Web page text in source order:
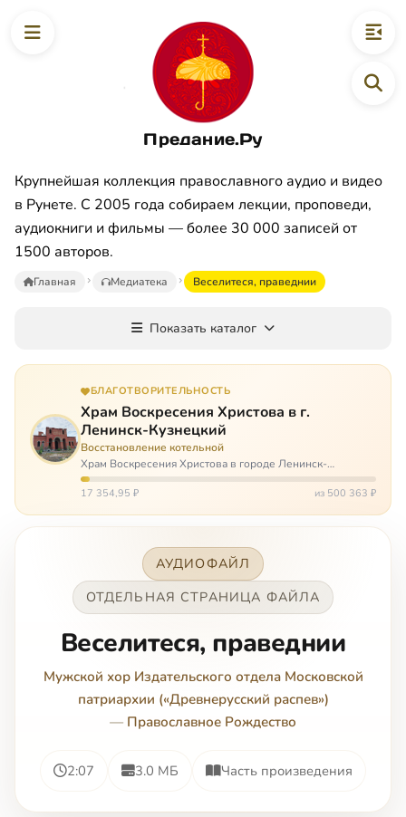
Предание.Ру
Крупнейшая коллекция православного аудио и видео
в Рунете. С 2005 года собираем лекции, проповеди,
аудиокниги и фильмы — более 30 000 записей от
1500 авторов.
Главная Медиатека Веселитеся, праведнии
Показать каталог
БЛАГОТВОРИТЕЛЬНОСТЬ
Храм Воскресения Христова в г.
Ленинск-Кузнецкий
Восстановление котельной
Храм Воскресения Христова в городе Ленинск-
Кузнецкий в Кемеровской области – совсем новый, он
открылся всего 20 назад. И сейчас храм может вообще
17 354,95 ₽ из 500 363 ₽
АУДИОФАЙЛ
ОТДЕЛЬНАЯ СТРАНИЦА ФАЙЛА
Веселитеся, праведнии
Мужской хор Издательского отдела Московской
патриархии («Древнерусский распев»)
— Православное Рождество
2:07 3.0 МБ Часть произведения